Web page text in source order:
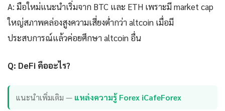
A: มือใหม่แนะนำเริ่มจาก BTC และ ETH เพราะมี market cap
ใหญ่สภาพคล่องสูงความเสี่ยงต่ำกว่า altcoin เมื่อมี
ประสบการณ์แล้วค่อยศึกษา altcoin อื่น
Q: DeFi คืออะไร?
แนะนำเพิ่มเติม — แหล่งความรู้ Forex iCafeForex